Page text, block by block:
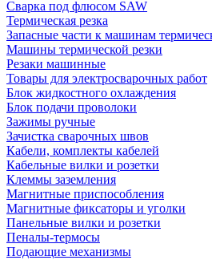
Сварка под флюсом SAW
Термическая резка
Запасные части к машинам
Машины термической резки
Резаки машинные
Товары для электросварочных работ
Блок жидкостного охлаждения
Блок подачи проволоки
Зажимы ручные
Зачистка сварочных швов
Кабели, комплекты кабелей
Кабельные вилки и розетки
Клеммы заземления
Магнитные приспособления
Магнитные фиксаторы и уголки
Панельные вилки и розетки
Пеналы-термосы
Подающие механизмы